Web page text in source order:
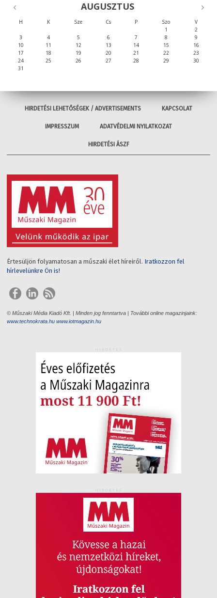
AUGUSZTUS
H K Sze Cs P Szo
V
1
2
3
4 5 6 7 8
9
10
11 12 13 14 15
16
17
18 19 20 21 22
23
24
25 26 27 28 29
30
31
HIRDETÉSI LEHETŐSÉGEK / ADVERTISEMENTS KAPCSOLAT
IMPRESSZUM ADATVÉDELMI NYILATKOZAT
HIRDETÉSI ÁSZF
Értesüljön folyamatosan a műszaki élet híreiről. Iratkozzon fel
hírlevelünkre Ön is!
© Műszaki Média Kiadó Kft. | Minden jog fenntartva | További online magazinjaink:
www.technokrata.hu www.iotmagazin.hu
HIRDETÉS
HIRDETÉS